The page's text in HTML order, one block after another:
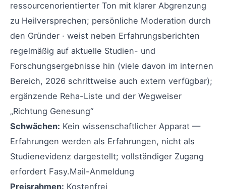
ressourcenorientierter Ton mit klarer Abgrenzung
zu Heilversprechen; persönliche Moderation durch
den Gründer · weist neben Erfahrungsberichten
regelmäßig auf aktuelle Studien- und
Forschungsergebnisse hin (viele davon im internen
Bereich, 2026 schrittweise auch extern verfügbar);
ergänzende Reha-Liste und der Wegweiser
„Richtung Genesung“
Schwächen: Kein wissenschaftlicher Apparat —
Erfahrungen werden als Erfahrungen, nicht als
Studienevidenz dargestellt; vollständiger Zugang
erfordert Fasy.Mail-Anmeldung
Preisrahmen: Kostenfrei